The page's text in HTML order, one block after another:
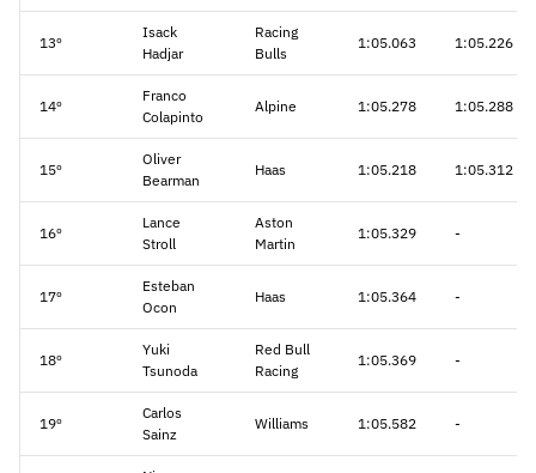
13º
Isack
Hadjar
Racing
Bulls
1:05.063 1:05.226
14º
Franco
Colapinto
Alpine 1:05.278 1:05.288
15º
Oliver
Bearman
Haas 1:05.218 1:05.312
16º
Lance
Stroll
Aston
Martin
1:05.329 -
17º
Esteban
Ocon
Haas 1:05.364 -
18º
Yuki
Tsunoda
Red Bull
Racing
1:05.369 -
19º
Carlos
Sainz
Williams 1:05.582 -